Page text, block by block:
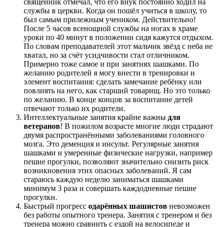
священник отмечал, что его внук постоянно ходил на
службы в церкви. Когда он пошёл учиться в школу, то
был самым прилежным учеником. Действительно!
После 5 часов всенощной службы на ногах в храме
уроки по 40 минут в положении сидя кажутся отдыхом.
По словам преподавателей этот мальчик звёзд с неба не
хватал, но за счёт усидчивости стал отличником.
Примерно тоже самое и при занятиях шашками. По
желанию родителей я могу внести в тренировки и
элемент воспитания: сделать замечание ребёнку или
повлиять на него, как старший товарищ. Но это только
по желанию. В конце концов за воспитание детей
отвечают только их родители.
Интеллектуальные занятия крайне важны для
ветеранов! В пожилом возрасте многие люди страдают
двумя распространёнными заболеваниями головного
мозга. Это деменция и инсульт. Регулярные занятия
шашками и умеренные физические нагрузки, например
пешие прогулки, позволяют значительно снизить риск
возникновения этих опасных заболеваний. Я сам
стараюсь каждую неделю заниматься шашками
минимум 3 раза и совершать каждодневные пешие
прогулки.
Быстрый прогресс одарённых шашистов невозможен
без работы опытного тренера. Занятия с тренером и без
тренера можно сравнить с ездой на велосипеде и